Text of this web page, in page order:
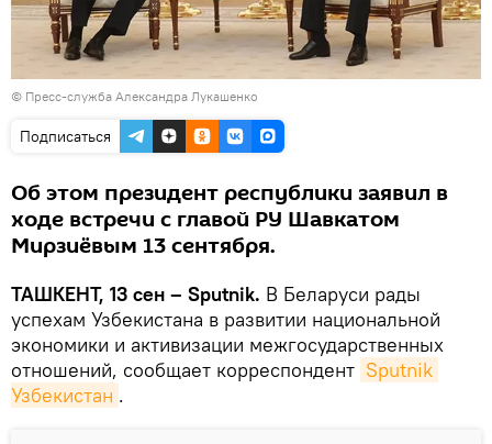
© Пресс-служба Александра Лукашенко
Подписаться
Об этом президент республики заявил в
ходе встречи с главой РУ Шавкатом
Мирзиёвым 13 сентября.
ТАШКЕНТ, 13 сен – Sputnik. В Беларуси рады
успехам Узбекистана в развитии национальной
экономики и активизации межгосударственных
отношений, сообщает корреспондент Sputnik
Узбекистан .